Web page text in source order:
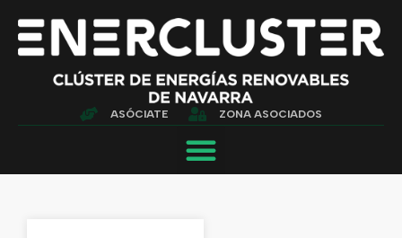
ASÓCIATE ZONA ASOCIADOS